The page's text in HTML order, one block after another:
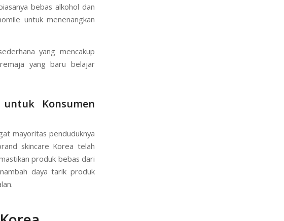
berkembang, khususnya
untuk menenangkan
yang baru belajar
Konsumen
mayoritas penduduknya
skincare Korea telah